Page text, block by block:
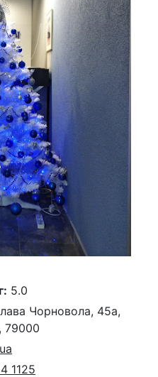
5.0
Чорновола, 45а,
79000
1125